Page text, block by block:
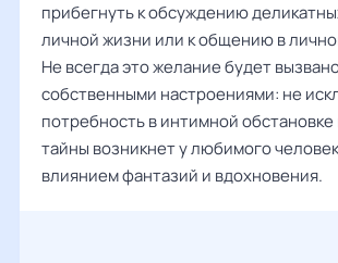
прибегнуть к обсуждению
личной жизни или к общению в
Не всегда это желание будет
собственными настроениями: не
потребность в интимной
тайны возникнет у любимого
влиянием фантазий и вдохновения.